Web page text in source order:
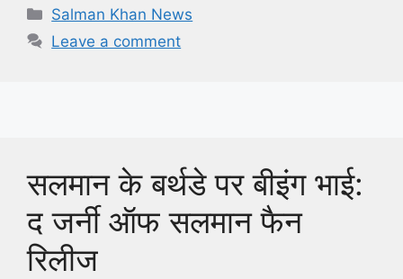
Categories
Salman Khan News
Leave a comment
सलमान के बर्थडे पर बीइंग भाई:
द जर्नी ऑफ सलमान फैन
रिलीज